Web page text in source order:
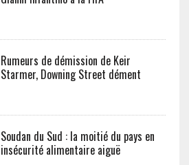
Rumeurs de démission de Keir
Starmer, Downing Street dément
Soudan du Sud : la moitié du pays en
insécurité alimentaire aiguë